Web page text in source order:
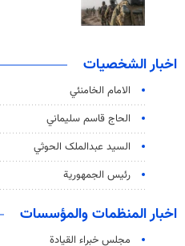
اخبار الشخصيات
الامام الخامنئي
الحاج قاسم سليماني
السید عبدالملک الحوثي
رئيس الجمهورية
اخبار المنظمات والمؤسسات
مجلس خبراء القيادة